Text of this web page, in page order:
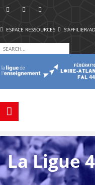
ESPACE RESSOURCES S'AFFILIER/
La Ligue